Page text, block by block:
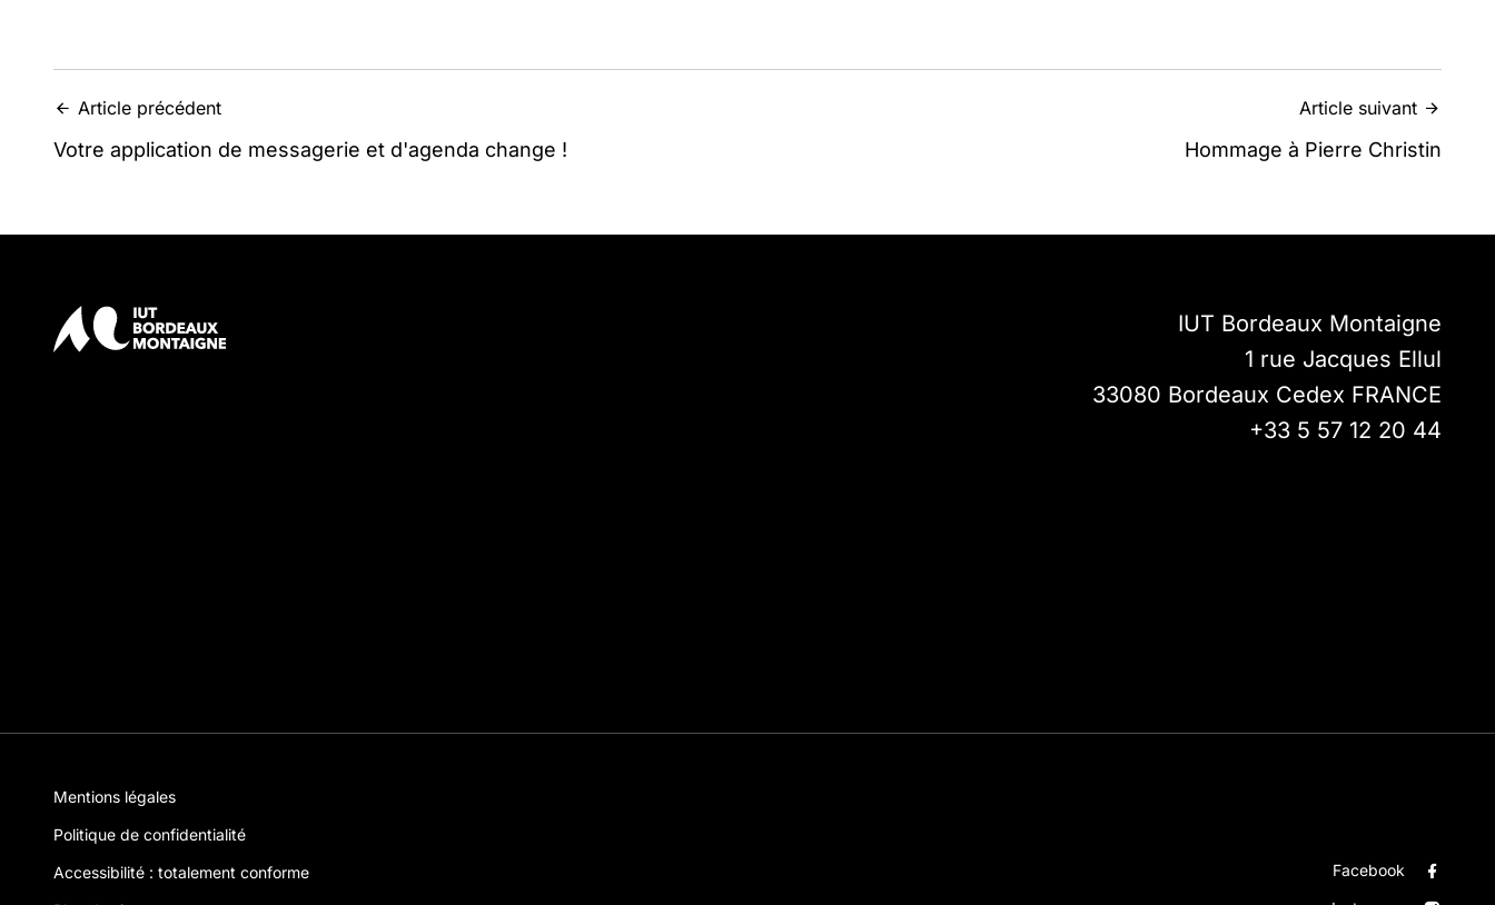
Article précédent
Votre application de messagerie et d'agenda change !
Article suivant
Hommage à Pierre Christin
IUT Bordeaux Montaigne
1 rue Jacques Ellul
33080 Bordeaux Cedex FRANCE
+33 5 57 12 20 44
Facebook
Mentions légales
Politique de confidentialité
Accessibilité : totalement conforme